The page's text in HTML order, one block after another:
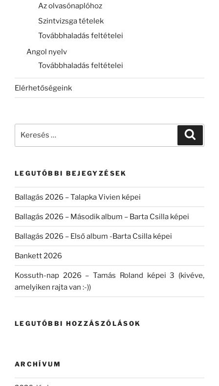
Az olvasónaplóhoz
Szintvizsga tételek
Továbbhaladás feltételei
Angol nyelv
Továbbhaladás feltételei
Elérhetőségeink
LEGUTÓBBI BEJEGYZÉSEK
Ballagás 2026 – Talapka Vivien képei
Ballagás 2026 – Második album – Barta Csilla képei
Ballagás 2026 – Első album -Barta Csilla képei
Bankett 2026
Kossuth-nap 2026 – Tamás Roland képei 3 (kivéve,
amelyiken rajta van :-))
LEGUTÓBBI HOZZÁSZÓLÁSOK
ARCHÍVUM